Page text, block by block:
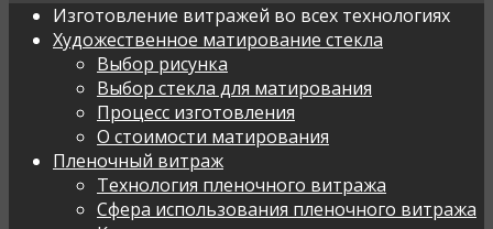
Изготовление витражей во всех технологиях
Художественное матирование стекла
Выбор рисунка
Выбор стекла для матирования
Процесс изготовления
О стоимости матирования
Пленочный витраж
Технология пленочного витража
Сфера использования пленочного витража